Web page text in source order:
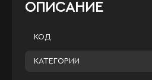
ОПИСАНИЕ
КОД
КАТЕГОРИИ